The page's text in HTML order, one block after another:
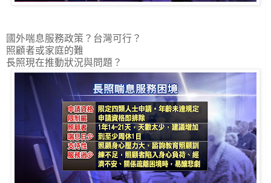
國外喘息服務政策？台灣可行？
照顧者或家庭的難
長照現在推動狀況與問題？